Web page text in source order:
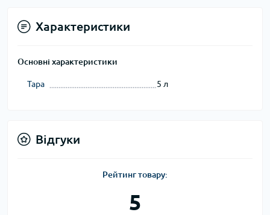
Характеристики
Основні характеристики
Тара 5 л
Відгуки
Рейтинг товару:
5